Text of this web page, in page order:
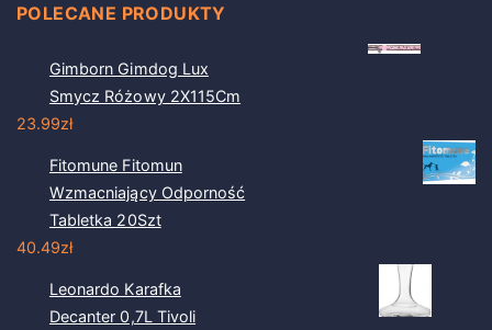
POLECANE PRODUKTY
Gimborn Gimdog Lux
Smycz Różowy 2X115Cm
23.99zł
Fitomune Fitomun
Wzmacniający Odporność
Tabletka 20Szt
40.49zł
Leonardo Karafka
Decanter 0,7L Tivoli